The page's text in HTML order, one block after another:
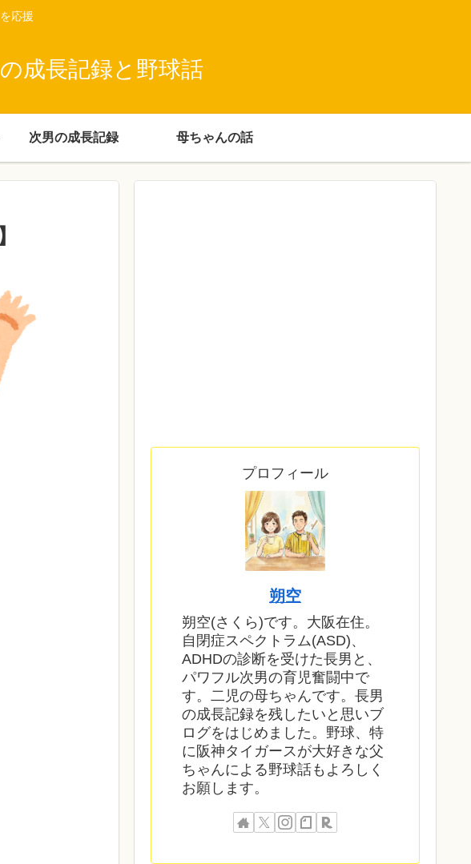
応援
成長記録と野球話
次男の成長記録 母ちゃんの話
プロフィール
朔空
朔空(さくら)です。大阪在住。
自閉症スペクトラム(ASD)、
ADHDの診断を受けた長男と、
パワフル次男の育児奮闘中で
す。二児の母ちゃんです。長男
の成長記録を残したいと思いブ
ログをはじめました。野球、特
に阪神タイガースが大好きな父
ちゃんによる野球話もよろしく
お願します。